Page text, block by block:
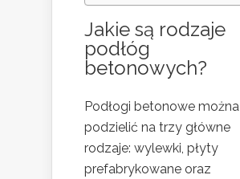
Jakie są rodzaje
podłóg
betonowych?
Podłogi betonowe można
podzielić na trzy główne
rodzaje: wylewki, płyty
prefabrykowane oraz